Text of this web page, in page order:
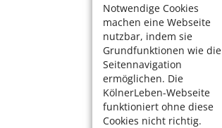
Notwendige Cookies
machen eine Webseite
nutzbar, indem sie
Grundfunktionen wie die
Seitennavigation
ermöglichen. Die
KölnerLeben-Webseite
funktioniert ohne diese
Cookies nicht richtig.